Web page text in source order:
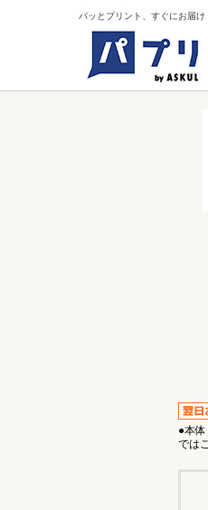
パッとプリント、すぐにお届け
●本
では